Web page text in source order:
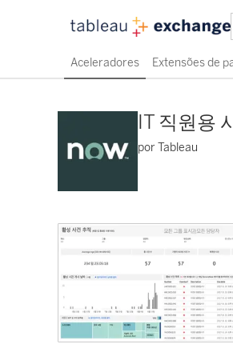
Aceleradores Extensões de
IT 직원용
por Tableau